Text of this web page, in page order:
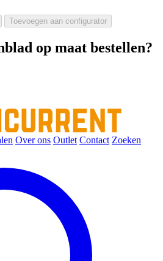
Toevoegen aan configurator
op maat bestellen?
Over ons Outlet Contact Zoeken